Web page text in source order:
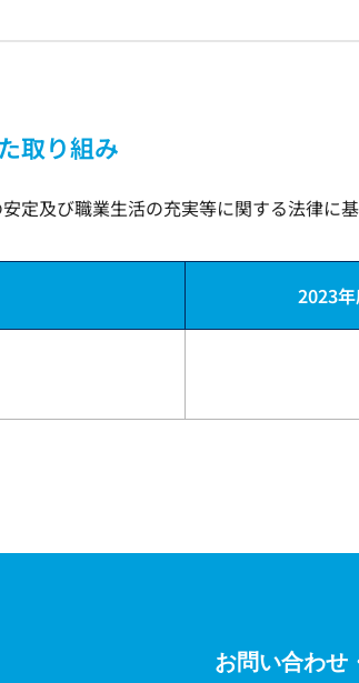
取り組み
定及び職業生活の充実等に関する法律に
2023
お問い合わせ